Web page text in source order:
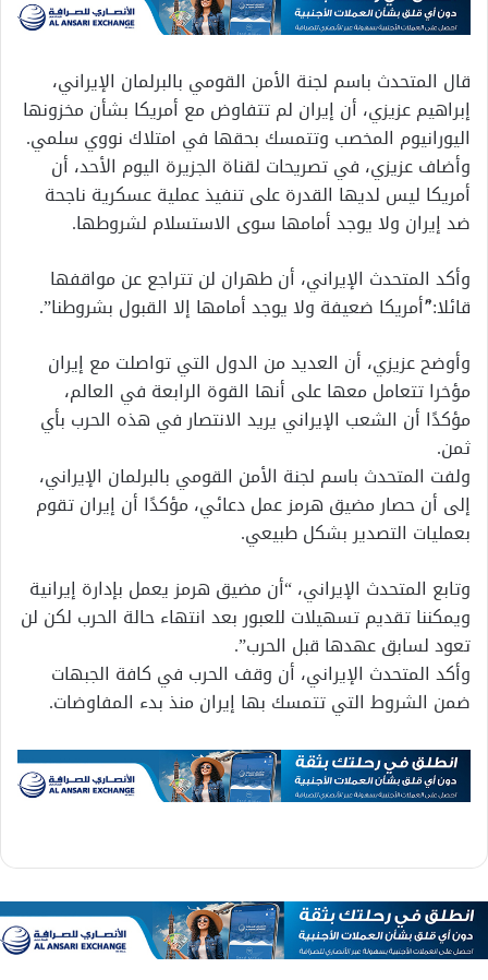
قال المتحدث باسم لجنة الأمن القومي بالبرلمان الإيراني،
إبراهيم عزيزي، أن إيران لم تتفاوض مع أمريكا بشأن مخزونها
اليورانيوم المخصب وتتمسك بحقها في امتلاك نووي سلمي.
وأضاف عزيزي، في تصريحات لقناة الجزيرة اليوم الأحد، أن
أمريكا ليس لديها القدرة على تنفيذ عملية عسكرية ناجحة
ضد إيران ولا يوجد أمامها سوى الاستسلام لشروطها.
وأكد المتحدث الإيراني، أن طهران لن تتراجع عن مواقفها
قائلا:”ًأمريكا ضعيفة ولا يوجد أمامها إلا القبول بشروطنا”.
وأوضح عزيزي، أن العديد من الدول التي تواصلت مع إيران
مؤخرا تتعامل معها على أنها القوة الرابعة في العالم،
مؤكدًا أن الشعب الإيراني يريد الانتصار في هذه الحرب بأي
ثمن.
ولفت المتحدث باسم لجنة الأمن القومي بالبرلمان الإيراني،
إلى أن حصار مضيق هرمز عمل دعائي، مؤكدًا أن إيران تقوم
بعمليات التصدير بشكل طبيعي.
وتابع المتحدث الإيراني، “أن مضيق هرمز يعمل بإدارة إيرانية
ويمكننا تقديم تسهيلات للعبور بعد انتهاء حالة الحرب لكن لن
تعود لسابق عهدها قبل الحرب”.
وأكد المتحدث الإيراني، أن وقف الحرب في كافة الجبهات
ضمن الشروط التي تتمسك بها إيران منذ بدء المفاوضات.